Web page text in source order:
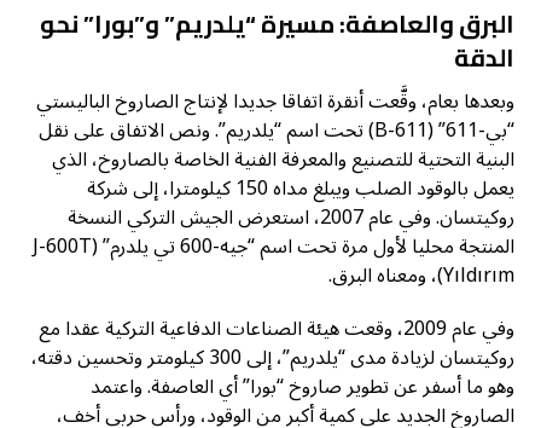
البرق والعاصفة: مسيرة “يلدريم” و”بورا” نحو
الدقة
وبعدها بعام، وقَّعت أنقرة اتفاقا جديدا لإنتاج الصاروخ الباليستي
“بي-611” (B-611) تحت اسم “يلدريم”. ونص الاتفاق على نقل
البنية التحتية للتصنيع والمعرفة الفنية الخاصة بالصاروخ، الذي
يعمل بالوقود الصلب ويبلغ مداه 150 كيلومترا، إلى شركة
روكيتسان. وفي عام 2007، استعرض الجيش التركي النسخة
المنتجة محليا لأول مرة تحت اسم “جيه-600 تي يلدرم” (J-600T
Yıldırım)، ومعناه البرق.
وفي عام 2009، وقعت هيئة الصناعات الدفاعية التركية عقدا مع
روكيتسان لزيادة مدى “يلدريم”، إلى 300 كيلومتر وتحسين دقته،
وهو ما أسفر عن تطوير صاروخ “بورا” أي العاصفة. واعتمد
الصاروخ الجديد على كمية أكبر من الوقود، ورأس حربي أخف،